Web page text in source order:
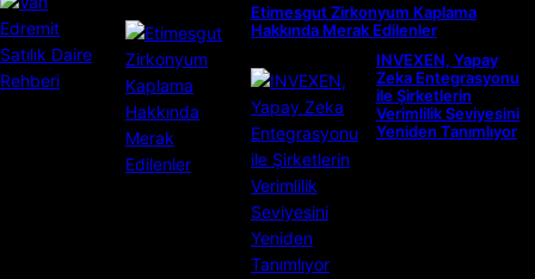
Etimesgut Zirkonyum Kaplama
Hakkında Merak Edilenler
INVEXEN, Yapay
Zeka Entegrasyonu
ile Şirketlerin
Verimlilik Seviyesini
Yeniden Tanımlıyor